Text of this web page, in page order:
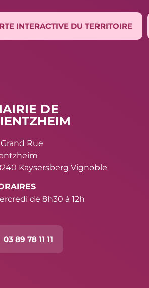
INTERACTIVE DU TERRITOIRE
DE
Grand Rue
Kaysersberg Vignoble
de 8h30 à 12h
03 89 78 11 11